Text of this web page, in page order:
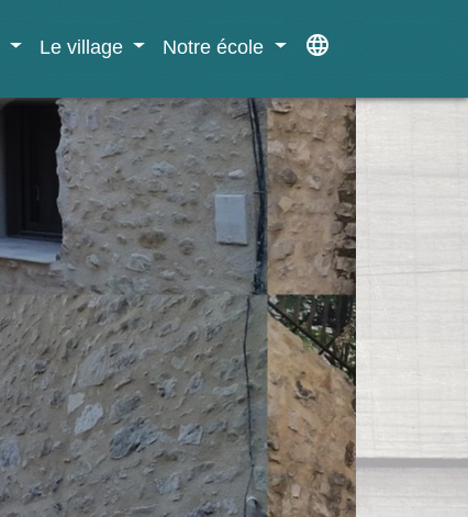
Le village Notre école language